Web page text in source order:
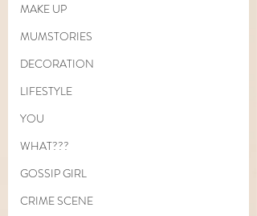
MAKE UP
MUMSTORIES
DECORATION
LIFESTYLE
YOU
WHAT???
GOSSIP GIRL
CRIME SCENE